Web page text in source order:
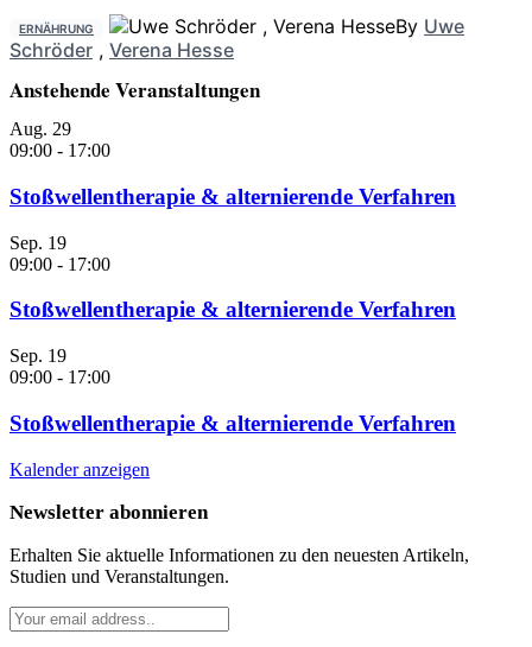
ERNÄHRUNG By Uwe
Schröder , Verena Hesse
Anstehende Veranstaltungen
Aug. 29
09:00 - 17:00
Stoßwellentherapie & alternierende Verfahren
Sep. 19
09:00 - 17:00
Stoßwellentherapie & alternierende Verfahren
Sep. 19
09:00 - 17:00
Stoßwellentherapie & alternierende Verfahren
Kalender anzeigen
Newsletter abonnieren
Erhalten Sie aktuelle Informationen zu den neuesten Artikeln,
Studien und Veranstaltungen.